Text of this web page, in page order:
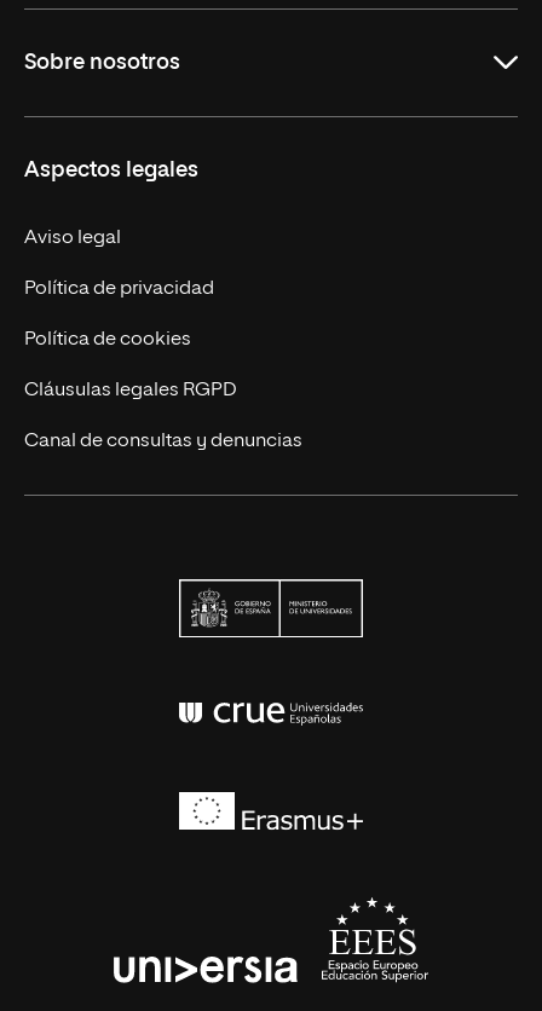
Formación Continua
Sobre nosotros
Trabaja en UNIR
Actualidad
Contáctanos
Aspectos legales
Aviso legal
Política de privacidad
Política de cookies
Cláusulas legales RGPD
Canal de consultas y denuncias